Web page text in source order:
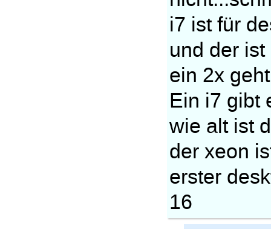
i7 ist für
und der
ein 2x
Ein i7 gibt
wie alt ist
der xeon
erster
16